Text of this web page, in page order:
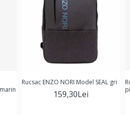
Rucsac ENZO NORI Model SEAL gri
159,30Lei